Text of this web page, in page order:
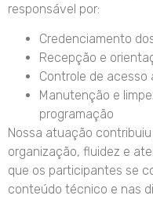
responsável por:
Credenciamento
Recepção e
Controle de acesso
Manutenção e
programação
Nossa atuação
organização, fluidez e
que os participantes se
conteúdo técnico e nas